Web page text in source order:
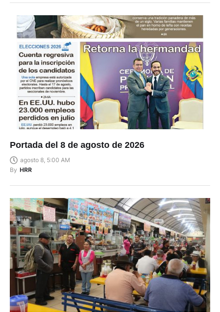
Portada del 8 de agosto de 2026
agosto 8, 5:00 AM
By HRR